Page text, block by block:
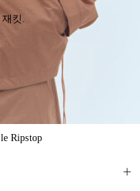
킷.
Ripstop